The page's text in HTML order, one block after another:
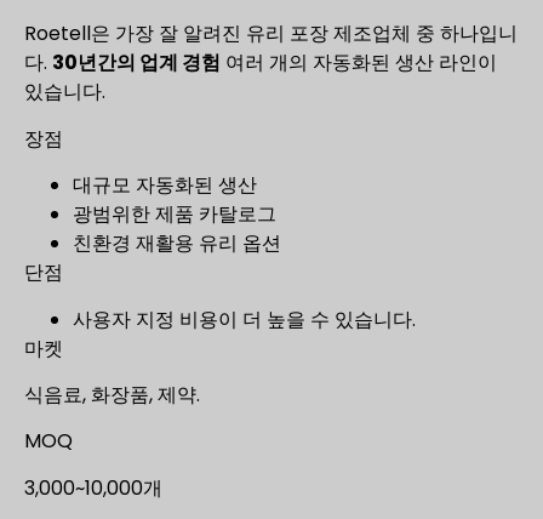
Roetell은 가장 잘 알려진 유리 포장 제조업체 중 하나입니
다. 30년간의 업계 경험 여러 개의 자동화된 생산 라인이
있습니다.
장점
대규모 자동화된 생산
광범위한 제품 카탈로그
친환경 재활용 유리 옵션
단점
사용자 지정 비용이 더 높을 수 있습니다.
마켓
식음료, 화장품, 제약.
MOQ
3,000~10,000개